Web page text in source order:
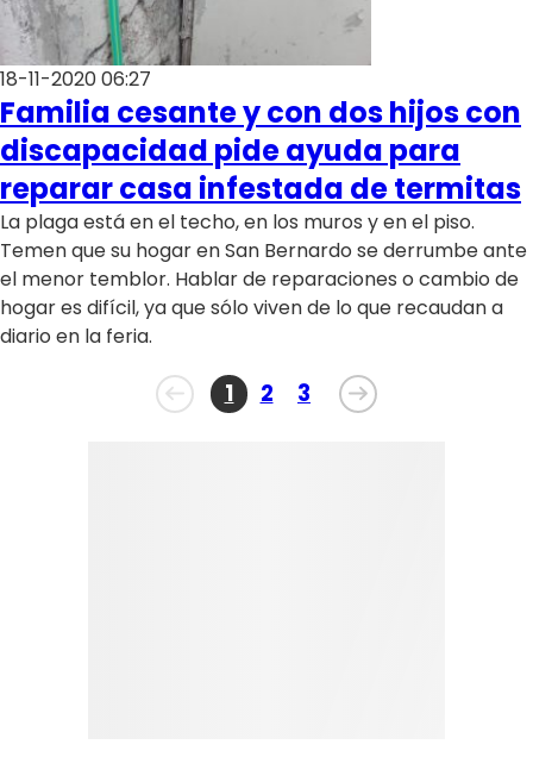
18-11-2020 06:27
Familia cesante y con dos hijos con
discapacidad pide ayuda para
reparar casa infestada de termitas
La plaga está en el techo, en los muros y en el piso.
Temen que su hogar en San Bernardo se derrumbe ante
el menor temblor. Hablar de reparaciones o cambio de
hogar es difícil, ya que sólo viven de lo que recaudan a
diario en la feria.